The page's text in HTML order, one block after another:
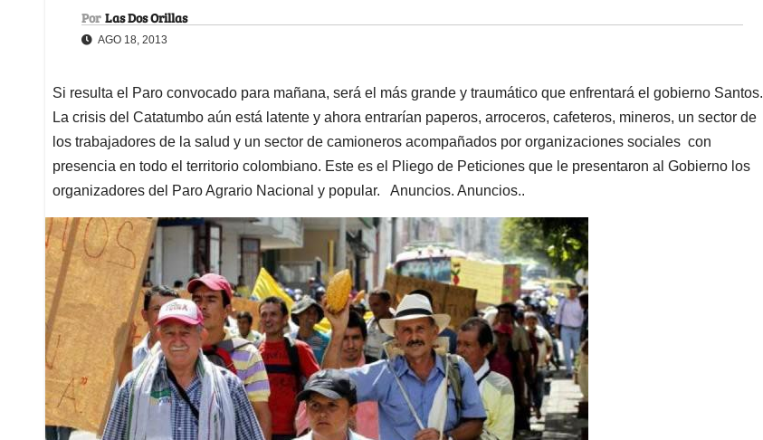
Por Las Dos Orillas
AGO 18, 2013
Si resulta el Paro convocado para mañana, será el más grande y traumático que enfrentará el gobierno Santos.
La crisis del Catatumbo aún está latente y ahora entrarían paperos, arroceros, cafeteros, mineros, un sector de
los trabajadores de la salud y un sector de camioneros acompañados por organizaciones sociales con
presencia en todo el territorio colombiano. Este es el Pliego de Peticiones que le presentaron al Gobierno los
organizadores del Paro Agrario Nacional y popular. Anuncios. Anuncios..